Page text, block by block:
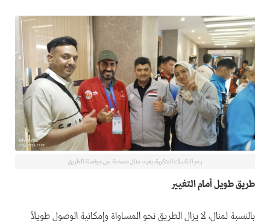
رغم النكسات المتكررة، بقيت منال مصمّمة على مواصلة الطريق
طريق طويل أمام التغيير
بالنسبة لمنال، لا يزال الطريق نحو المساواة وإمكانية الوصول طويلاً